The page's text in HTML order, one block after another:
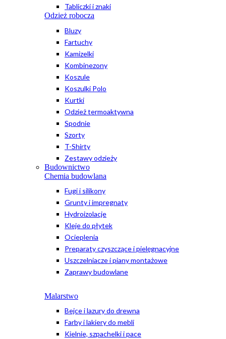
Tabliczki i znaki
Odzież robocza
Bluzy
Fartuchy
Kamizelki
Kombinezony
Koszule
Koszulki Polo
Kurtki
Odzież termoaktywna
Spodnie
Szorty
T-Shirty
Zestawy odzieży
Budownictwo
Chemia budowlana
Fugi i silikony
Grunty i impregnaty
Hydroizolacje
Kleje do płytek
Ocieplenia
Preparaty czyszczące i pielęgnacyjne
Uszczelniacze i piany montażowe
Zaprawy budowlane
Malarstwo
Bejce i lazury do drewna
Farby i lakiery do mebli
Kielnie, szpachelki i pace